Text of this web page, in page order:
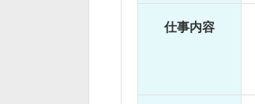
仕事内容